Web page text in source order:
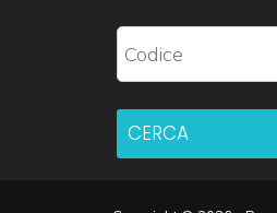
CERCA